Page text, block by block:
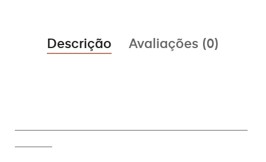
Descrição Avaliações (0)